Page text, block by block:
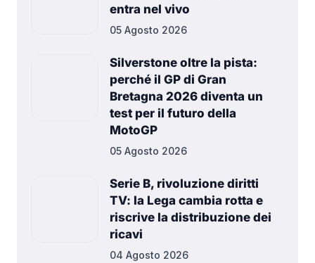
entra nel vivo
05 Agosto 2026
Silverstone oltre la pista:
perché il GP di Gran
Bretagna 2026 diventa un
test per il futuro della
MotoGP
05 Agosto 2026
Serie B, rivoluzione diritti
TV: la Lega cambia rotta e
riscrive la distribuzione dei
ricavi
04 Agosto 2026